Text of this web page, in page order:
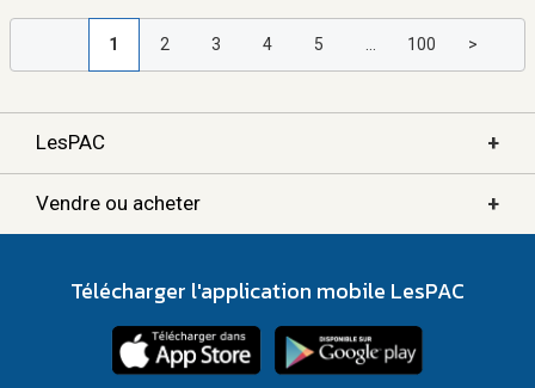
1 2 3 4 5 ... 100 >
LesPAC +
Vendre ou acheter +
Télécharger l'application mobile LesPAC